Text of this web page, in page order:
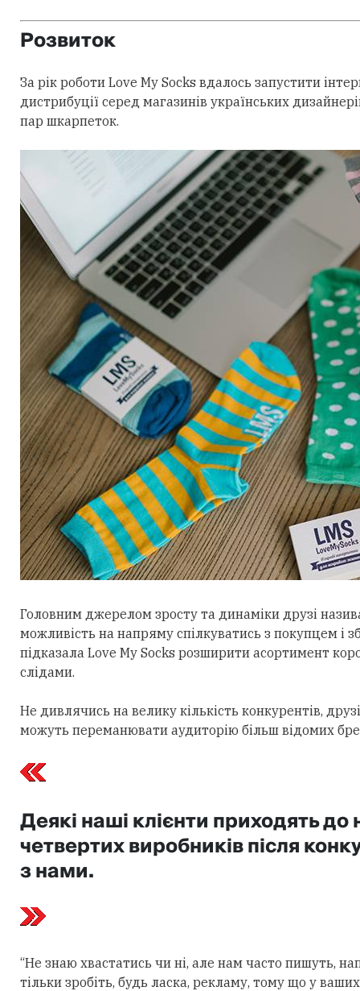
Розвиток
За рік роботи Love My Socks вдалось запустити
дистрибуції серед магазинів українських
пар шкарпеток.
Головним джерелом зросту та динаміки друзі
можливість на напряму спілкуватись з покупцем і
підказала Love My Socks розширити асортимент
слідами.
Не дивлячись на велику кількість конкурентів,
можуть переманювати аудиторію більш відомих
Деякі наші клієнти приходять до
четвертих виробників після
з нами.
“Не знаю хвастатись чи ні, але нам часто пишуть,
тільки зробіть, будь ласка, рекламу, тому що у